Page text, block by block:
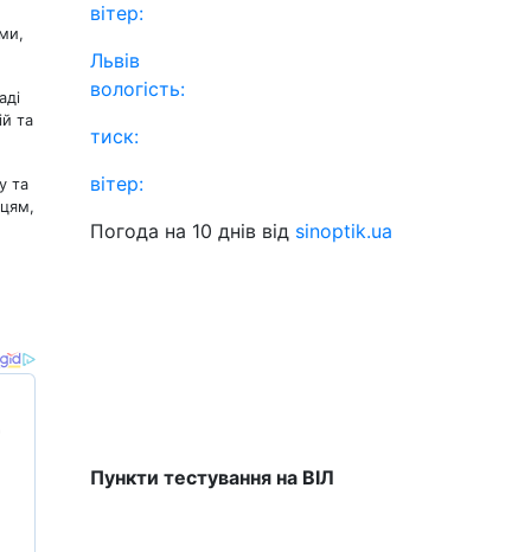
та
та
вітер:
Львів
вологість:
тиск:
вітер:
Погода на 10 днів від sinoptik.ua
Пункти тестування на ВІЛ